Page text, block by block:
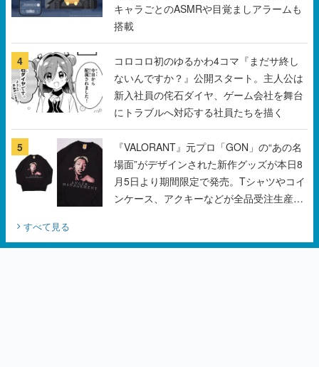
キャラごとのASMRや目覚ましアラームも
搭載
4
コロコロ初のゆるかわ4コマ『まだサ終し
ないんですか？』公開スタート。主人公は
新入社員の侘石ダイヤ、ゲーム会社を舞台
にトラブルへ対応する社員たちを描く
5
『VALORANT』元プロ「GON」の“あの名
場面”がデザインされた新作グッズが本日8
月5日より期間限定で発売。Tシャツやコイ
ンケース、アクキーなどが全品受注生産で
すべて見る